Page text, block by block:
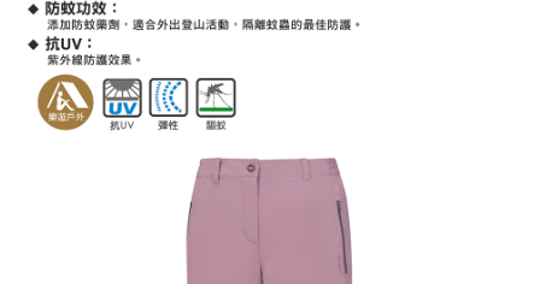
宅配貨到付款
每筆NT$130，滿NT$2,000(含以上)免運費